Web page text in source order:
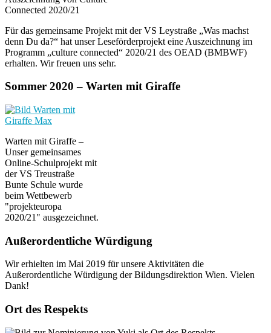
Connected 2020/21
Für das gemeinsame Projekt mit der VS Leystraße „Was machst
denn Du da?“ hat unser Leseförderprojekt eine Auszeichnung im
Programm „culture connected“ 2020/21 des OEAD (BMBWF)
erhalten. Wir freuen uns sehr.
Sommer 2020 – Warten mit Giraffe
Warten mit Giraffe –
Unser gemeinsames
Online-Schulprojekt mit
der VS Treustraße
Bunte Schule wurde
beim Wettbewerb
"projekteuropa
2020/21" ausgezeichnet.
Außerordentliche Würdigung
Wir erhielten im Mai 2019 für unsere Aktivitäten die
Außerordentliche Würdigung der Bildungsdirektion Wien. Vielen
Dank!
Ort des Respekts